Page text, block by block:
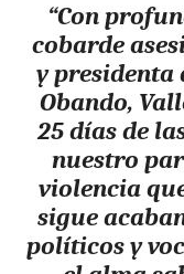
“Con
cobarde
y presidenta
Obando,
25 días de
nuestro
violencia
sigue
políticos y